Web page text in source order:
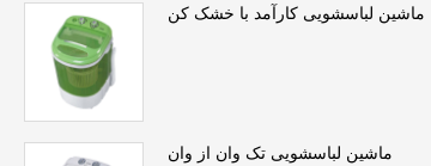
ماشین لباسشویی کارآمد با خشک کن
ماشین لباسشویی تک وان از وان